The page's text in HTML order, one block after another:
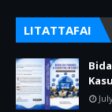
LITATTAFAI